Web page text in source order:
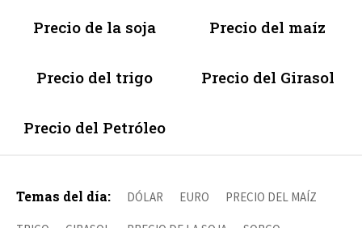
Precio de la soja Precio del maíz
Precio del trigo Precio del Girasol
Precio del Petróleo
Temas del día: DÓLAR EURO PRECIO DEL MAÍZ